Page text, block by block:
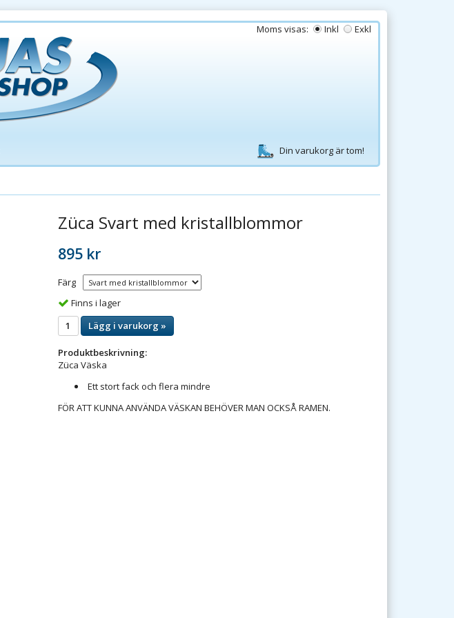
Moms visas: Inkl Exkl
Din varukorg är tom!
Züca Svart med kristallblommor
895 kr
Färg
Finns i lager
Lägg i varukorg »
Produktbeskrivning:
Züca Väska
Ett stort fack och flera mindre
FÖR ATT KUNNA ANVÄNDA VÄSKAN BEHÖVER MAN OCKSÅ RAMEN.